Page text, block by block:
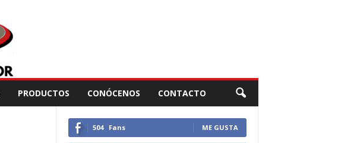
PRODUCTOS CONÓCENOS CONTACTO
504 Fans ME GUSTA